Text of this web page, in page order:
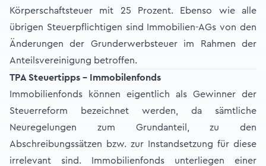
Körperschaftsteuer mit 25 Prozent. Ebenso wie alle
übrigen Steuerpflichtigen sind Immobilien-AGs von den
Änderungen der Grunderwerbsteuer im Rahmen der
Anteilsvereinigung betroffen.
TPA Steuertipps - Immobilenfonds
Immobilienfonds können eigentlich als Gewinner der
Steuerreform bezeichnet werden, da sämtliche
Neuregelungen zum Grundanteil, zu den
Abschreibungssätzen bzw. zur Instandsetzung für diese
irrelevant sind. Immobilienfonds unterliegen einer